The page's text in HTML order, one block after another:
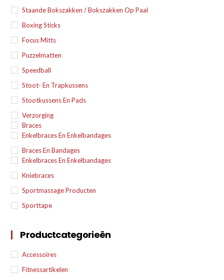
Staande Bokszakken / Bokszakken Op Paal
Boxing Sticks
Focus Mitts
Puzzelmatten
Speedball
Stoot- En Trapkussens
Stootkussens En Pads
Verzorging
Braces
Enkelbraces En Enkelbandages
Braces En Bandages
Enkelbraces En Enkelbandages
Kniebraces
Sportmassage Producten
Sporttape
Productcategorieën
Accessoires
Fitnessartikelen